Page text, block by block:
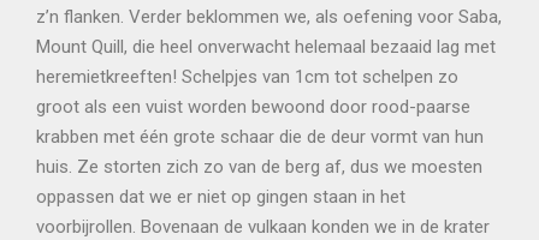
z’n flanken. Verder beklommen we, als oefening voor Saba,
Mount Quill, die heel onverwacht helemaal bezaaid lag met
heremietkreeften! Schelpjes van 1cm tot schelpen zo
groot als een vuist worden bewoond door rood-paarse
krabben met één grote schaar die de deur vormt van hun
huis. Ze storten zich zo van de berg af, dus we moesten
oppassen dat we er niet op gingen staan in het
voorbijrollen. Bovenaan de vulkaan konden we in de krater